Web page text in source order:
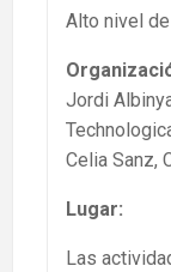
Alto nivel
Jordi
Celia Sanz,
Lugar:
Las